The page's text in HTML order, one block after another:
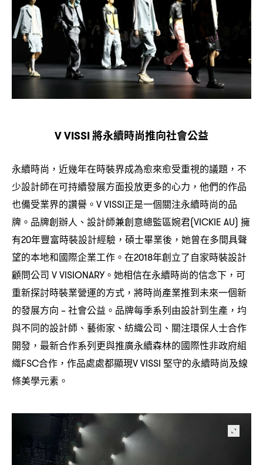
V VISSI將永續時尚推向社會公益
永續時尚 ， 近幾年在時裝界成為愈來愈受重視的議題 ， 不
少設計師在可持續發展方面投放更多的心力 ， 他們的作品
也備受業界的讚譽。 V VISSI正是一個關注永續時尚的品
牌。品牌創辦人、設計師兼創意總監區婉君(VICKIE AU) 擁
有20年豐富時裝設計經驗 ， 碩士畢業後 ， 她曾在多間具聲
望的本地和國際企業工作。在2018年創立了自家時裝設計
顧問公司 V VISIONARY。她相信在永續時尚的信念下 ， 可
重新探討時裝業營運的方式 ， 將時尚產業推到未來一個新
的發展方向 –社會公益。品牌每季系列由設計到生產 ， 均
與不同的設計師、藝術家、紡織公司、關注環保人士合作
開發 ， 最新合作系列更與推廣永續森林的國際性非政府組
織FSC合作 ， 作品處處都顯現V VISSI 堅守的永續時尚及線
條美學元素。